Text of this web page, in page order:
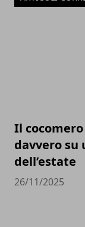
Il
davvero
dell’estate
26/11/2025